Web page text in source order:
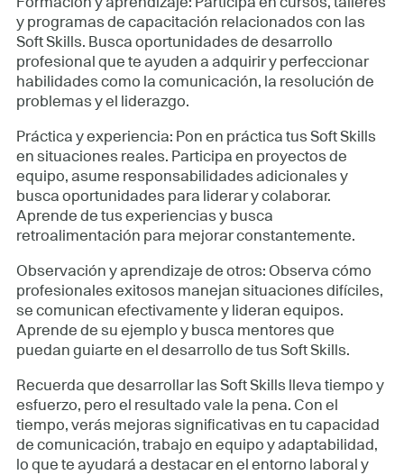
y programas de capacitación relacionados con las
Soft Skills. Busca oportunidades de desarrollo
profesional que te ayuden a adquirir y perfeccionar
habilidades como la comunicación, la resolución de
problemas y el liderazgo.
Práctica y experiencia: Pon en práctica tus Soft Skills
en situaciones reales. Participa en proyectos de
equipo, asume responsabilidades adicionales y
busca oportunidades para liderar y colaborar.
Aprende de tus experiencias y busca
retroalimentación para mejorar constantemente.
Observación y aprendizaje de otros: Observa cómo
profesionales exitosos manejan situaciones difíciles,
se comunican efectivamente y lideran equipos.
Aprende de su ejemplo y busca mentores que
puedan guiarte en el desarrollo de tus Soft Skills.
Recuerda que desarrollar las Soft Skills lleva tiempo y
esfuerzo, pero el resultado vale la pena. Con el
tiempo, verás mejoras significativas en tu capacidad
de comunicación, trabajo en equipo y adaptabilidad,
lo que te ayudará a destacar en el entorno laboral y